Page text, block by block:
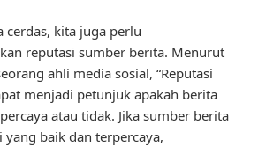
cerdas, kita juga perlu
reputasi sumber berita. Menurut
ahli media sosial, “Reputasi
menjadi petunjuk apakah berita
atau tidak. Jika sumber berita
baik dan terpercaya,